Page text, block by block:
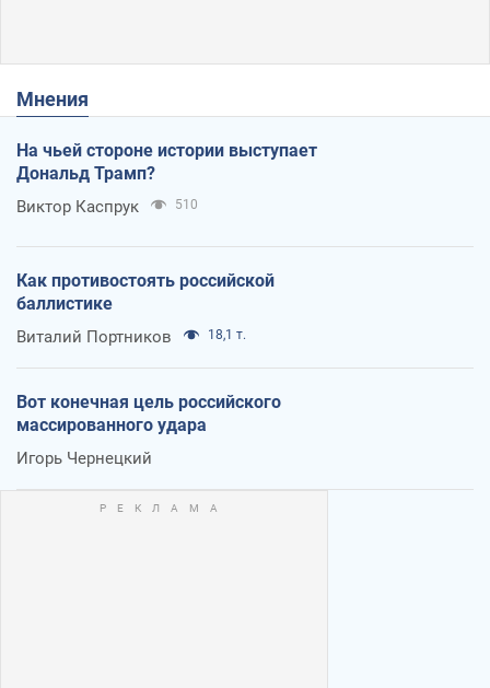
Мнения
На чьей стороне истории выступает
Дональд Трамп?
Виктор Каспрук 510
Как противостоять российской
баллистике
Виталий Портников 18,1 т.
Вот конечная цель российского
массированного удара
Игорь Чернецкий